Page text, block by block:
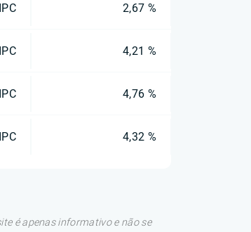
IPC 2,67 %
IPC 4,21 %
IPC 4,76 %
IPC 4,32 %
é apenas informativo e não se